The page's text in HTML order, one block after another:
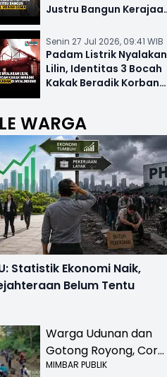
Fenomena Langka!
Bekas Kampung di
Dasar Waduk Karian
Kembali Terlihat
Anak
Justru Bangun
Senin 27 Jul 2026, 09:41 WIB
Padam Listrik Nyalakan
Lilin, Identitas 3 Bocah
Kakak Beradik Korban
WARGA
Statistik Ekonomi Naik,
Belum Tentu
Warga Udunan dan
Gotong Royong, Cor
Jalan Hancur di
MIMBAR PUBLIK